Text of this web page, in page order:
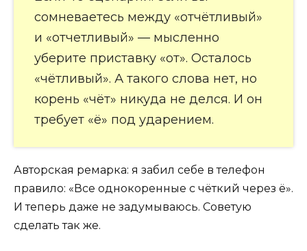
сомневаетесь между «отчётливый»
и «отчетливый» — мысленно
уберите приставку «от». Осталось
«чётливый». А такого слова нет, но
корень «чёт» никуда не делся. И он
требует «ё» под ударением.
Авторская ремарка: я забил себе в телефон
правило: «Все однокоренные с чёткий через ё».
И теперь даже не задумываюсь. Советую
сделать так же.